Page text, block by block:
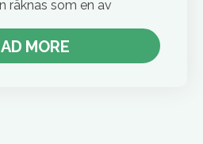
räknas som en av
MORE